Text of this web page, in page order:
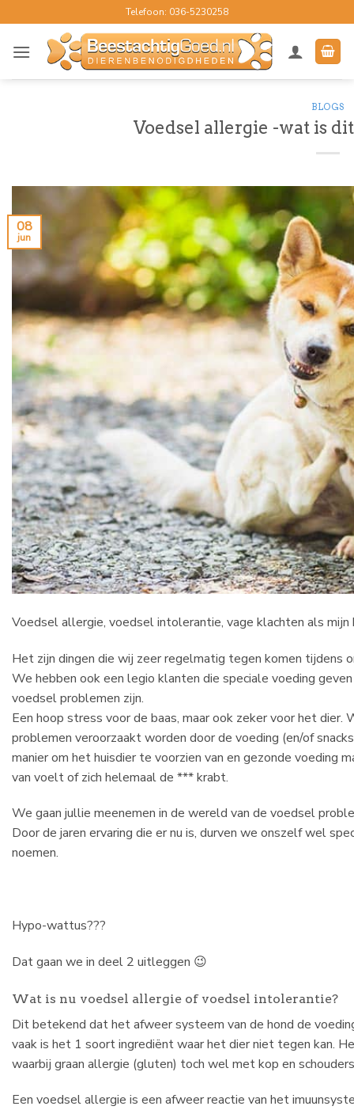
naar
inhoud
Telefoon: 036-5230258
BLOGS
Voedsel allergie -wat is
08
jun
Voedsel allergie, voedsel intolerantie, vage klachten als
Het zijn dingen die wij zeer regelmatig tegen komen tijdens
We hebben ook een legio klanten die speciale voeding
voedsel problemen zijn.
Een hoop stress voor de baas, maar ook zeker voor het
problemen veroorzaakt worden door de voeding (en/of
manier om het huisdier te voorzien van en gezonde voeding
van voelt of zich helemaal de *** krabt.
We gaan jullie meenemen in de wereld van de voedsel
Door de jaren ervaring die er nu is, durven we onszelf wel
noemen.
Hypo-wattus???
Dat gaan we in deel 2 uitleggen 😉
Wat is nu voedsel allergie of voedsel intolerantie?
Dit betekend dat het afweer systeem van de hond de
vaak is het 1 soort ingrediënt waar het dier niet tegen kan.
waarbij graan allergie (gluten) toch wel met kop en
Een voedsel allergie is een afweer reactie van het